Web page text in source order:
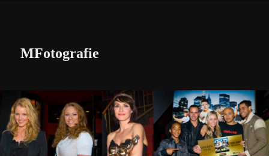
MFotografie